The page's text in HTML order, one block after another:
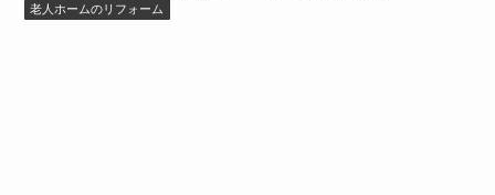
老人ホームのリフォーム